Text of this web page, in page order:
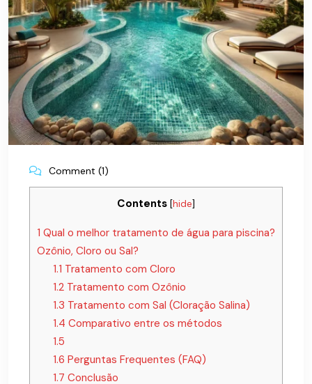
Comment (1)
Contents [hide]
1 Qual o melhor tratamento de água para piscina?
Ozônio, Cloro ou Sal?
1.1 Tratamento com Cloro
1.2Tratamento com Ozônio
1.3 Tratamento com Sal (Cloração Salina)
1.4 Comparativo entre os métodos
1.5
1.6 Perguntas Frequentes (FAQ)
1.7 Conclusão